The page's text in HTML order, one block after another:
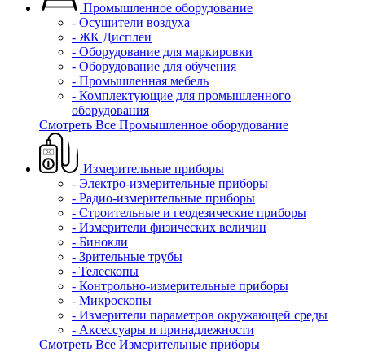
Промышленное оборудование
- Осушители воздуха
- ЖК Дисплеи
- Оборудование для маркировки
- Оборудование для обучения
- Промышленная мебель
- Комплектующие для промышленного
оборудования
Смотреть Все Промышленное оборудование
Измерительные приборы
- Электро-измерительные приборы
- Радио-измерительные приборы
- Строительные и геодезические приборы
- Измерители физических величин
- Бинокли
- Зрительные трубы
- Телескопы
- Контрольно-измерительные приборы
- Микроскопы
- Измерители параметров окружающей среды
- Аксессуары и принадлежности
Смотреть Все Измерительные приборы